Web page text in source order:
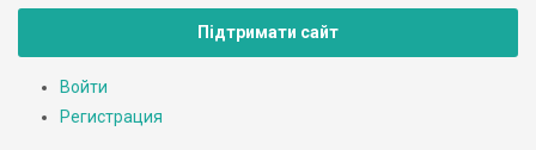
Підтримати сайт
Войти
Регистрация